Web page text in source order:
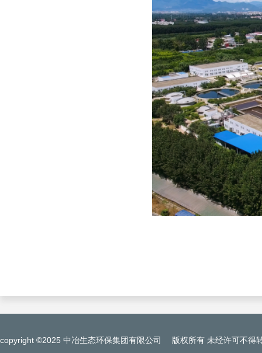
copyright ©2025 中冶生态环保集团有限公司
版权所有 未经许可不得